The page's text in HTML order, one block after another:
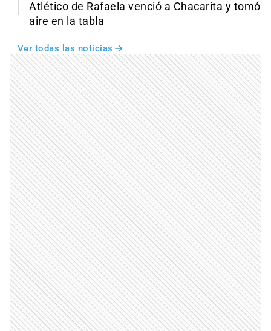
Atlético de Rafaela venció a Chacarita y tomó
aire en la tabla
Ver todas las noticias